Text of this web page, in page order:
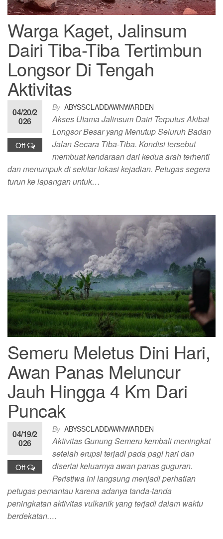
Warga Kaget, Jalinsum
Dairi Tiba-Tiba Tertimbun
Longsor Di Tengah
Aktivitas
By ABYSSCLADDAWNWARDEN
04/20/2
026
Off
Akses Utama Jalinsum Dairi Terputus Akibat
Longsor Besar yang Menutup Seluruh Badan
Jalan Secara Tiba-Tiba. Kondisi tersebut
membuat kendaraan dari kedua arah terhenti
dan menumpuk di sekitar lokasi kejadian. Petugas segera
turun ke lapangan untuk…
Semeru Meletus Dini Hari,
Awan Panas Meluncur
Jauh Hingga 4 Km Dari
Puncak
By ABYSSCLADDAWNWARDEN
04/19/2
026
Off
Aktivitas Gunung Semeru kembali meningkat
setelah erupsi terjadi pada pagi hari dan
disertai keluarnya awan panas guguran.
Peristiwa ini langsung menjadi perhatian
petugas pemantau karena adanya tanda-tanda
peningkatan aktivitas vulkanik yang terjadi dalam waktu
berdekatan.…